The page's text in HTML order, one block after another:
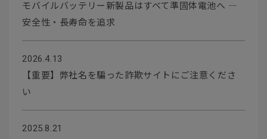
モバイルバッテリー新製品はすべて準固体電池へ ―
安全性・長寿命を追求
2026.4.13
【重要】弊社名を騙った詐欺サイトにご注意くださ
い
2025.8.21